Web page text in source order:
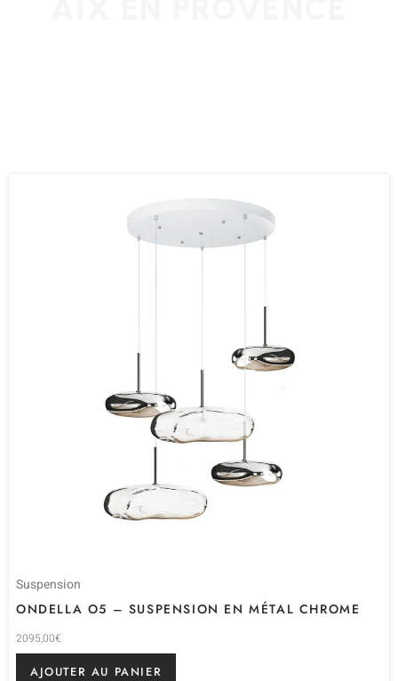
Suspension
ONDELLA O5 – SUSPENSION EN MÉTAL CHROME
2095,00€
AJOUTER AU PANIER